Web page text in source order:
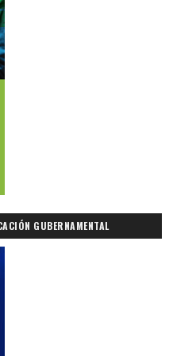
GUBERNAMENTAL